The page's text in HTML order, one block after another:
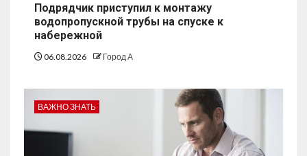
Подрядчик приступил к монтажу
водопропускной трубы на спуске к
набережной
06.08.2026 Город А
ВАЖНО ЗНАТЬ